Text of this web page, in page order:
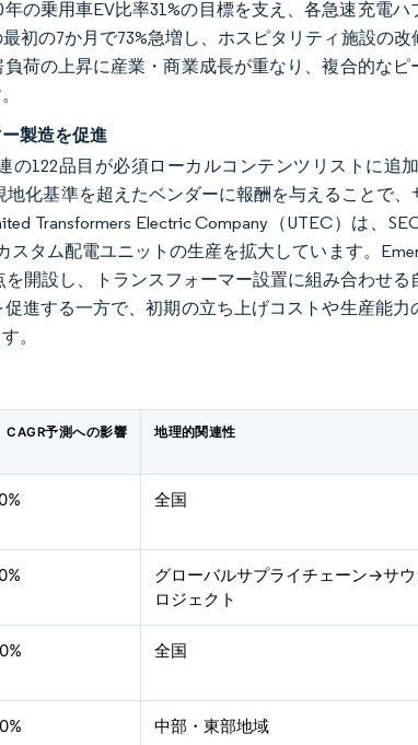
の乗用車EV比率31%の目標を支え、各急速充電
初の7か月で73%急増し、ホスピタリティ施設の
荷の上昇に産業・商業成長が重なり、複合的なピ
製造を促進
の122品目が必須ローカルコンテンツリストに追
化基準を超えたベンダーに報酬を与えることで
Transformers Electric Company（UTEC）は、
スタム配電ユニットの生産を拡大しています。
開設し、トランスフォーマー設置に組み合わせる
進する一方で、初期の立ち上げコストや生産能
。
CAGR予測への影響
地理的関連性
全国
グローバルサプライチェーン→サ
ロジェクト
全国
中部・東部地域